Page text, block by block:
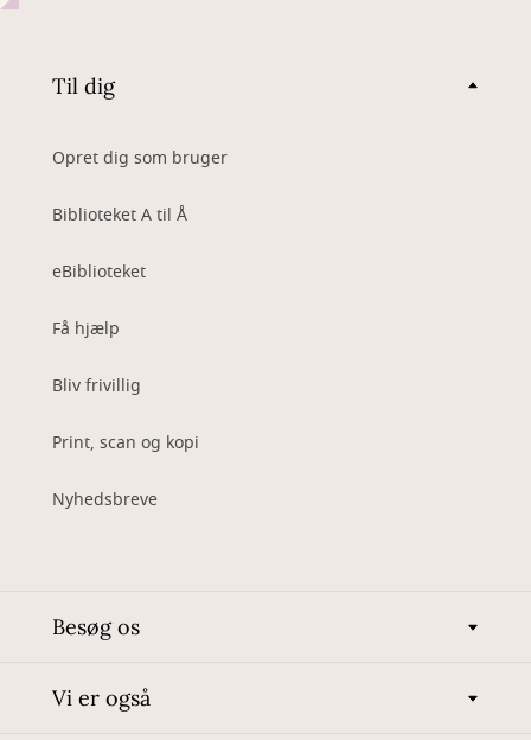
Til dig
Opret dig som bruger
Biblioteket A til Å
eBiblioteket
Få hjælp
Bliv frivillig
Print, scan og kopi
Nyhedsbreve
Besøg os
Vi er også